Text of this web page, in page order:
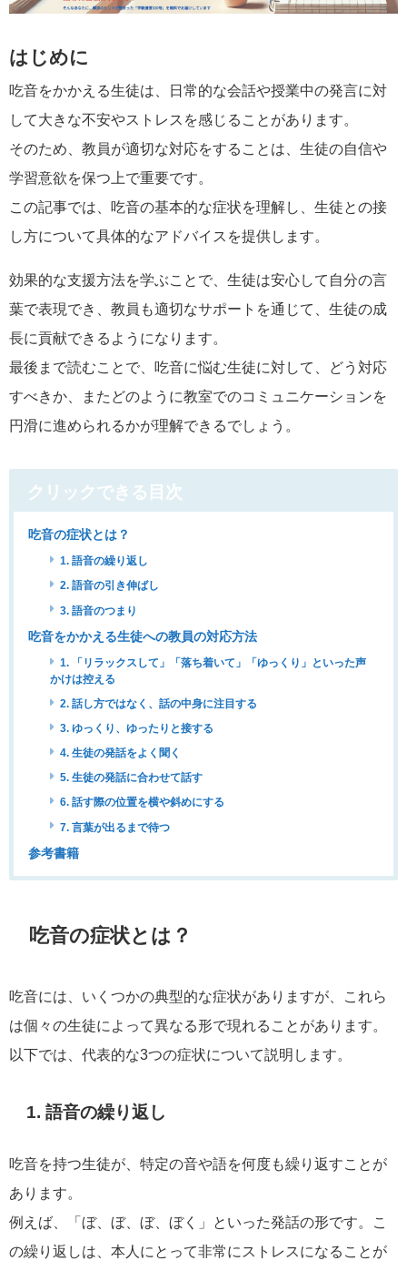
はじめに
吃音をかかえる生徒は、日常的な会話や授業中の発言に対
して大きな不安やストレスを感じることがあります。
そのため、教員が適切な対応をすることは、生徒の自信や
学習意欲を保つ上で重要です。
この記事では、吃音の基本的な症状を理解し、生徒との接
し方について具体的なアドバイスを提供します。
効果的な支援方法を学ぶことで、生徒は安心して自分の言
葉で表現でき、教員も適切なサポートを通じて、生徒の成
長に貢献できるようになります。
最後まで読むことで、吃音に悩む生徒に対して、どう対応
すべきか、またどのように教室でのコミュニケーションを
円滑に進められるかが理解できるでしょう。
クリックできる目次
吃音の症状とは？
1. 語音の繰り返し
2. 語音の引き伸ばし
3. 語音のつまり
吃音をかかえる生徒への教員の対応方法
1. 「リラックスして」「落ち着いて」「ゆっくり」といった声
かけは控える
2. 話し方ではなく、話の中身に注目する
3. ゆっくり、ゆったりと接する
4. 生徒の発話をよく聞く
5. 生徒の発話に合わせて話す
6. 話す際の位置を横や斜めにする
7. 言葉が出るまで待つ
参考書籍
吃音の症状とは？
吃音には、いくつかの典型的な症状がありますが、これら
は個々の生徒によって異なる形で現れることがあります。
以下では、代表的な3つの症状について説明します。
1. 語音の繰り返し
吃音を持つ生徒が、特定の音や語を何度も繰り返すことが
あります。
例えば、「ぼ、ぼ、ぼ、ぼく」といった発話の形です。こ
の繰り返しは、本人にとって非常にストレスになることが